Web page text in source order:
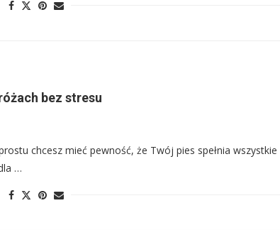
bez stresu
chcesz mieć pewność, że Twój pies spełnia wszystkie
…